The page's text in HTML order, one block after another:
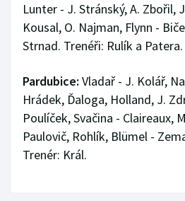
Lunter - J. Stránský, A. Zbořil,
Kousal, O. Najman, Flynn -
Strnad. Trenéři: Rulík a Patera.
Pardubice: Vladař - J. Kolář,
Hrádek, Ďaloga, Holland, J.
Poulíček, Svačina - Claireaux,
Paulovič, Rohlík, Blümel -
Trenér: Král.